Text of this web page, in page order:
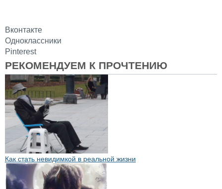
Вконтакте
Одноклассники
Pinterest
РЕКОМЕНДУЕМ К ПРОЧТЕНИЮ
Как стать невидимкой в реальной жизни